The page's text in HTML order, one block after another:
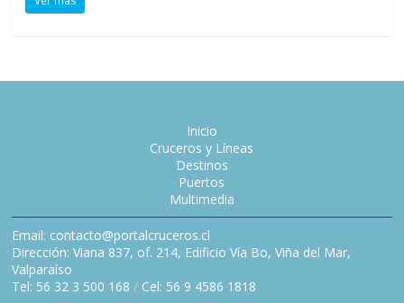
Inicio
Cruceros y Líneas
Destinos
Puertos
Multimedia
Email: contacto@portalcruceros.cl
Dirección: Viana 837, of. 214, Edificio Vía Bo, Viña del Mar,
Valparaíso
Tel: 56 32 3 500 168 / Cel: 56 9 4586 1818